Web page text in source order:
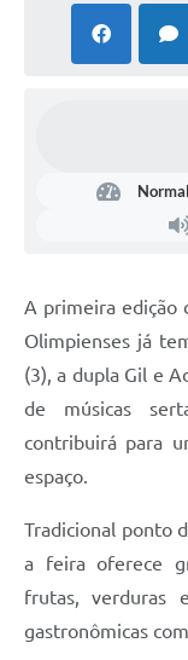
A primeira edição
Olimpienses já
(3), a dupla Gil e
de músicas
contribuirá para
espaço.
Tradicional ponto
a feira oferece
frutas, verduras
gastronômicas